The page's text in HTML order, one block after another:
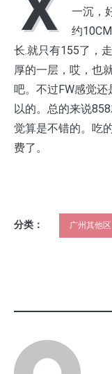
一沉，
约
长.就只有155了，
厚的一层，哎，也
吧。不过FW感觉
以的。总的来说
觉算是不错的。吃
费了。
分类： 广州其他区